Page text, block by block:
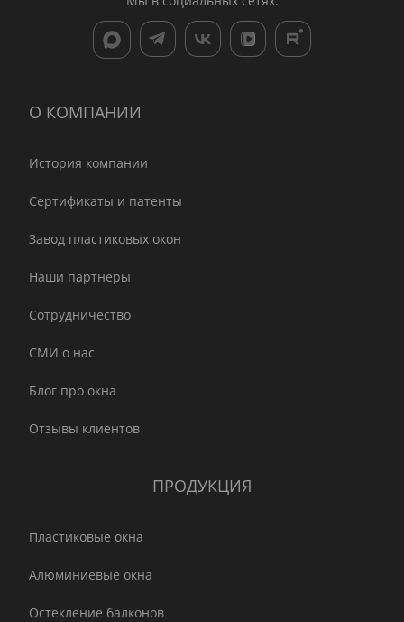
О КОМПАНИИ
История компании
Сертификаты и патенты
Завод пластиковых окон
Наши партнеры
Сотрудничество
СМИ о нас
Блог про окна
Отзывы клиентов
ПРОДУКЦИЯ
Пластиковые окна
Алюминиевые окна
Остекление балконов